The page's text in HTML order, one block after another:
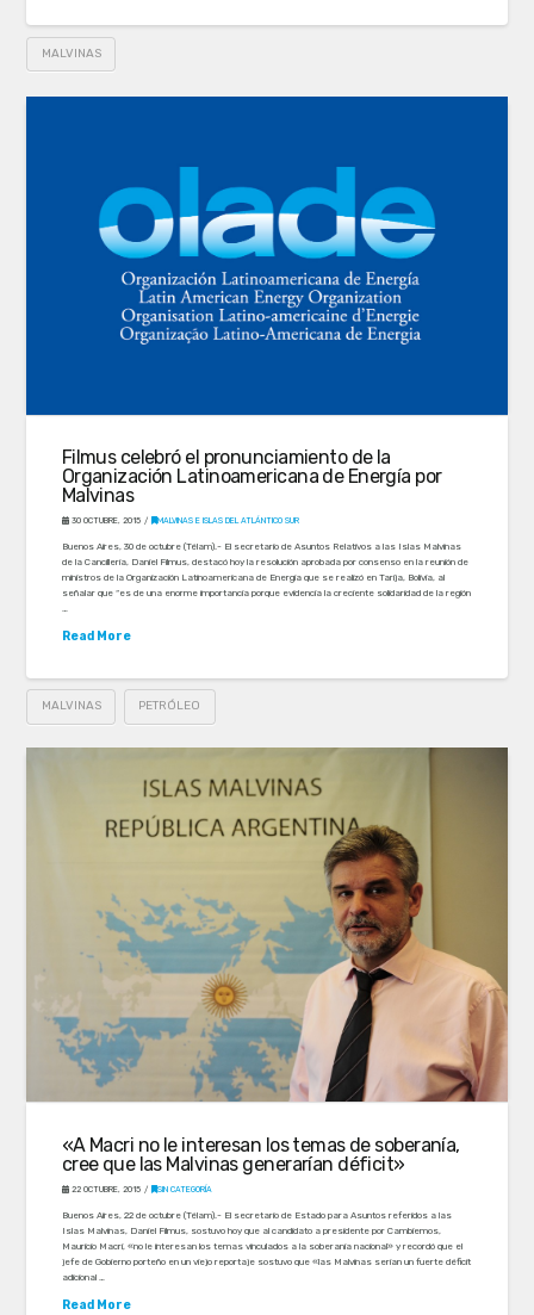
MALVINAS
Filmus celebró el pronunciamiento de la
Organización Latinoamericana de Energía por
Malvinas
30 OCTUBRE, 2015 MALVINAS E ISLAS DEL ATLÁNTICO SUR
Buenos Aires, 30 de octubre (Télam).- El secretario de Asuntos Relativos a las Islas Malvinas
de la Cancillería, Daniel Filmus, destacó hoy la resolución aprobada por consenso en la reunión de
ministros de la Organización Latinoamericana de Energía que se realizó en Tarija, Bolivia, al
señalar que “es de una enorme importancia porque evidencia la creciente solidaridad de la región
…
Read More
MALVINAS PETRÓLEO
«A Macri no le interesan los temas de soberanía,
cree que las Malvinas generarían déficit»
22 OCTUBRE, 2015 SIN CATEGORÍA
Buenos Aires, 22 de octubre (Télam).- El secretario de Estado para Asuntos referidos a las
Islas Malvinas, Daniel Filmus, sostuvo hoy que al candidato a presidente por Cambiemos,
Mauricio Macri, «no le interesan los temas vinculados a la soberanía nacional» y recordó que el
jefe de Gobierno porteño en un viejo reportaje sostuvo que «las Malvinas serían un fuerte déficit
adicional …
Read More